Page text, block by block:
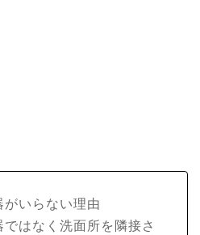
がいらない理由
ではなく洗面所を隣接さ